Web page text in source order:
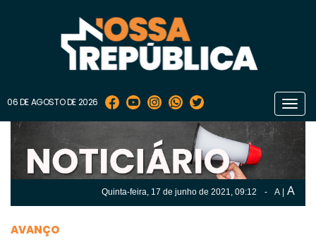
06 DE AGOSTO DE 2026
Quinta-feira, 17 de junho de 2021, 09:12 - A A
AVANÇO